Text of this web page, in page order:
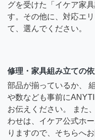
グを受けた「イケア家
す。その他に、対応エ
て、選んでください。
修理・家具組み立ての
部品が揃っているか、
や数なども事前に
お伝えください。 また
わせは、イケア公式ホ
りますので、そちらへ